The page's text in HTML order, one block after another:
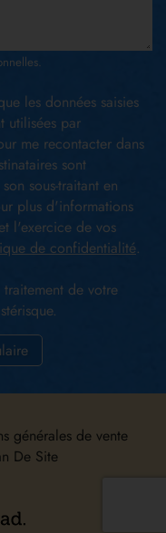
les données saisies
utilisées par
me recontacter dans
sont
sous-traitant en
plus d'informations
l'exercice de vos
de confidentialité.
de votre
générales de vente
De Site